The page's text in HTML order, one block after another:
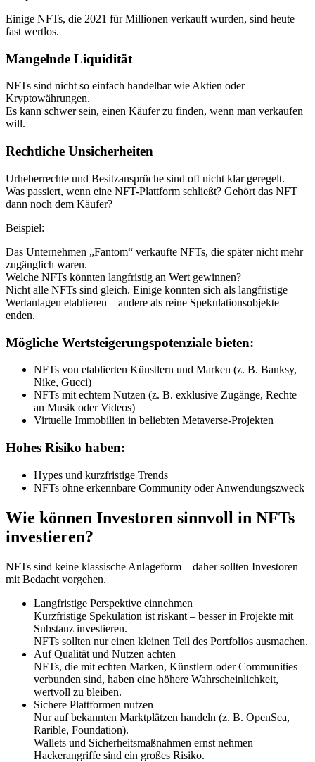
Einige NFTs, die 2021 für Millionen verkauft wurden, sind heute
fast wertlos.
Mangelnde Liquidität
NFTs sind nicht so einfach handelbar wie Aktien oder
Kryptowährungen.
Es kann schwer sein, einen Käufer zu finden, wenn man verkaufen
will.
Rechtliche Unsicherheiten
Urheberrechte und Besitzansprüche sind oft nicht klar geregelt.
Was passiert, wenn eine NFT-Plattform schließt? Gehört das NFT
dann noch dem Käufer?
Beispiel:
Das Unternehmen „Fantom“ verkaufte NFTs, die später nicht mehr
zugänglich waren.
Welche NFTs könnten langfristig an Wert gewinnen?
Nicht alle NFTs sind gleich. Einige könnten sich als langfristige
Wertanlagen etablieren – andere als reine Spekulationsobjekte
enden.
Mögliche Wertsteigerungspotenziale bieten:
NFTs von etablierten Künstlern und Marken (z. B. Banksy,
Nike, Gucci)
NFTs mit echtem Nutzen (z. B. exklusive Zugänge, Rechte
an Musik oder Videos)
Virtuelle Immobilien in beliebten Metaverse-Projekten
Hohes Risiko haben:
Hypes und kurzfristige Trends
NFTs ohne erkennbare Community oder Anwendungszweck
Wie können Investoren sinnvoll in NFTs
investieren?
NFTs sind keine klassische Anlageform – daher sollten Investoren
mit Bedacht vorgehen.
Langfristige Perspektive einnehmen
Kurzfristige Spekulation ist riskant – besser in Projekte mit
Substanz investieren.
NFTs sollten nur einen kleinen Teil des Portfolios ausmachen.
Auf Qualität und Nutzen achten
NFTs, die mit echten Marken, Künstlern oder Communities
verbunden sind, haben eine höhere Wahrscheinlichkeit,
wertvoll zu bleiben.
Sichere Plattformen nutzen
Nur auf bekannten Marktplätzen handeln (z. B. OpenSea,
Rarible, Foundation).
Wallets und Sicherheitsmaßnahmen ernst nehmen –
Hackerangriffe sind ein großes Risiko.